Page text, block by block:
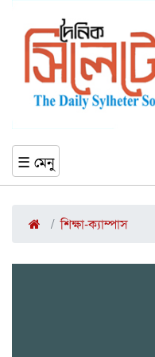
☰ মেনু
শিক্ষা-ক্যাম্পাস